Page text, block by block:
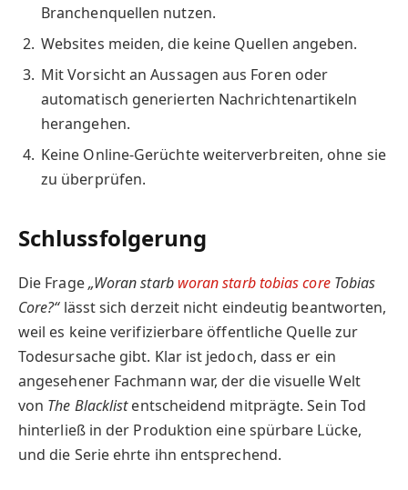
Branchenquellen nutzen.
Websites meiden, die keine Quellen angeben.
Mit Vorsicht an Aussagen aus Foren oder
automatisch generierten Nachrichtenartikeln
herangehen.
Keine Online-Gerüchte weiterverbreiten, ohne sie
zu überprüfen.
Schlussfolgerung
Die Frage„Woran starb woran starb tobias coreTobias
Core?“lässt sich derzeit nicht eindeutig beantworten,
weil es keine verifizierbare öffentliche Quelle zur
Todesursache gibt. Klar ist jedoch, dass er ein
angesehener Fachmann war, der die visuelle Welt
von The Blacklistentscheidend mitprägte. Sein Tod
hinterließ in der Produktion eine spürbare Lücke,
und die Serie ehrte ihn entsprechend.